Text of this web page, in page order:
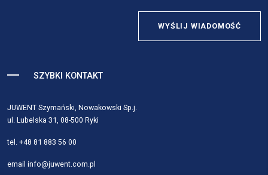
SZYBKI KONTAKT
JUWENT Szymański, Nowakowski Sp.j.
ul. Lubelska 31, 08-500 Ryki
tel. +48 81 883 56 00
email info@juwent.com.pl
WYŚLIJ WIADOMOŚĆ